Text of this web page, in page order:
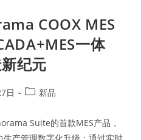
COOX MES
一体
纪元
日 新品
Suite的首款MES产品，